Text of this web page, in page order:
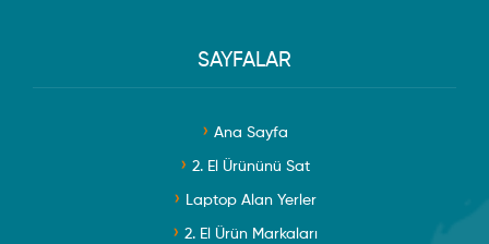
SAYFALAR
Ana Sayfa
2. El Ürününü Sat
Laptop Alan Yerler
2. El Ürün Markaları